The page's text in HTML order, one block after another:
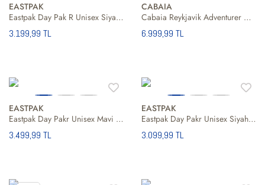
EASTPAK
Eastpak Day Pak R Unisex Siyah Sırt Çantası
3.199,99 TL
CABAIA
Cabaia Reykjavik Adventurer Oxford Medium Unisex Sırt Çantası
6.999,99 TL
EASTPAK
Eastpak Day Pakr Unisex Mavi Sırt Çantası
3.499,99 TL
EASTPAK
Eastpak Day Pakr Unisex Siyah Sırt Çantası
3.099,99 TL